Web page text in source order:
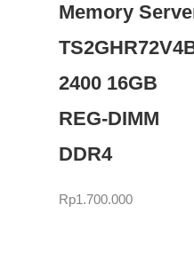
Memory
2400 16GB
REG-DIMM
DDR4
Rp1.700.000